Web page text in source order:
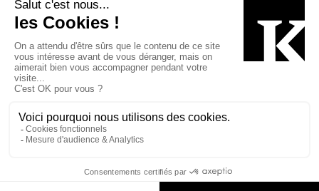
Bâtiment-Durable-Québec-1
Esquisses-1IRAC-1
MP-1 v2com-1
Cookies